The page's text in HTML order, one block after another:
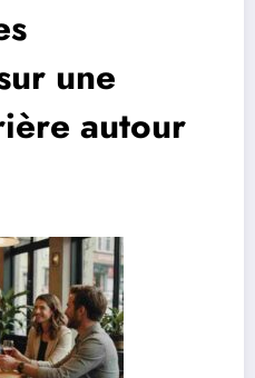
une
autour